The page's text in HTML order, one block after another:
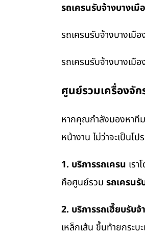
รถเครนรับจ้างบางเมื
รถเครนรับจ้างบางเ
รถเครนรับจ้างบางเ
ศูนย์รวมเครื่องจัก
หากคุณกำลังมองหาที
หน้างาน ไม่ว่าจะเป็นโ
1. บริการรถเครน เรา
คือศูนย์รวม รถเครนรั
2. บริการรถเฮี๊ยบรับจ้
เหล็กเส้น ขึ้นท้ายกระ